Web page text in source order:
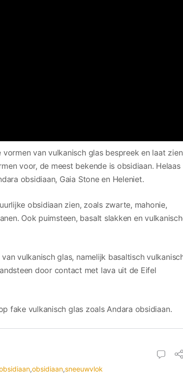
van vulkanisch glas bespreek en laat
voor, de meest bekende is obsidiaan. Helaas
obsidiaan, Gaia Stone en Heleniet.
obsidiaan zien, zoals zwarte, mahonie,
Ook puimsteen, basalt slakken en
vulkanisch glas, namelijk basaltisch
door contact met lava uit de Eifel
fake vulkanisch glas zoals Andara obsidiaan.
,obsidiaan,sneeuwvlok